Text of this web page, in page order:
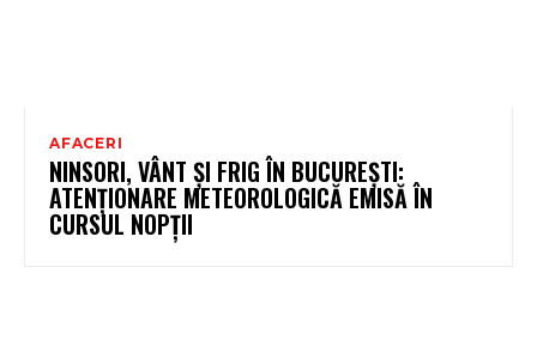
AFACERI
NINSORI, VÂNT ȘI FRIG ÎN BUCUREȘTI:
ATENȚIONARE METEOROLOGICĂ EMISĂ ÎN
CURSUL NOPȚII